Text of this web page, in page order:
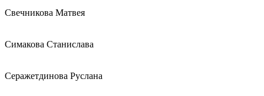
Свечникова Матвея
Симакова Станислава
Серажетдинова Руслана